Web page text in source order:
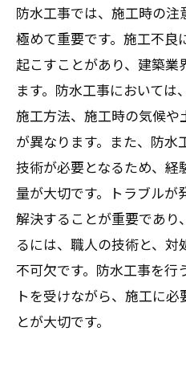
防水工事では、施工時の
極めて重要です。施工不良
起こすことがあり、建築業
ます。防水工事においては
施工方法、施工時の気候や
が異なります。また、防
技術が必要となるため、
量が大切です。トラブルが
解決することが重要であ
るには、職人の技術と、
不可欠です。防水工事を行
トを受けながら、施工に
とが大切です。